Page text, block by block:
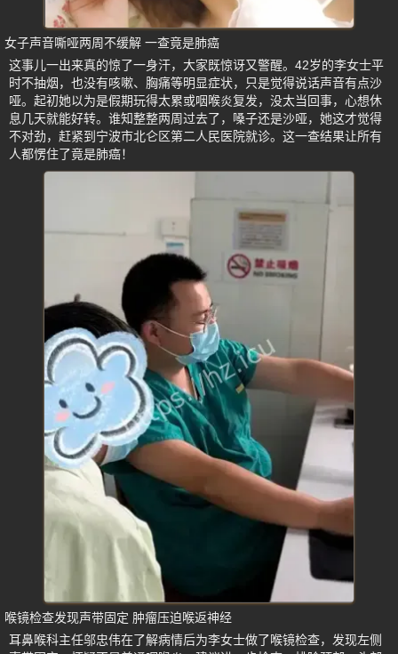
女子声音嘶哑两周不缓解 一查竟是肺癌
这事儿一出来真的惊了一身汗，大家既惊讶又警醒。42岁的李女士平
时不抽烟，也没有咳嗽、胸痛等明显症状，只是觉得说话声音有点沙
哑。起初她以为是假期玩得太累或咽喉炎复发，没太当回事，心想休
息几天就能好转。谁知整整两周过去了，嗓子还是沙哑，她这才觉得
不对劲，赶紧到宁波市北仑区第二人民医院就诊。这一查结果让所有
人都愣住了竟是肺癌！
喉镜检查发现声带固定 肿瘤压迫喉返神经
耳鼻喉科主任邬忠伟在了解病情后为李女士做了喉镜检查，发现左侧